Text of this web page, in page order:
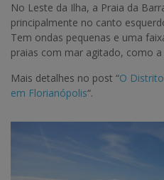
No Leste da Ilha, a Praia da
principalmente no canto
Tem ondas pequenas e uma
praias com mar agitado, como a
Mais detalhes no post “O
em Florianópolis“.